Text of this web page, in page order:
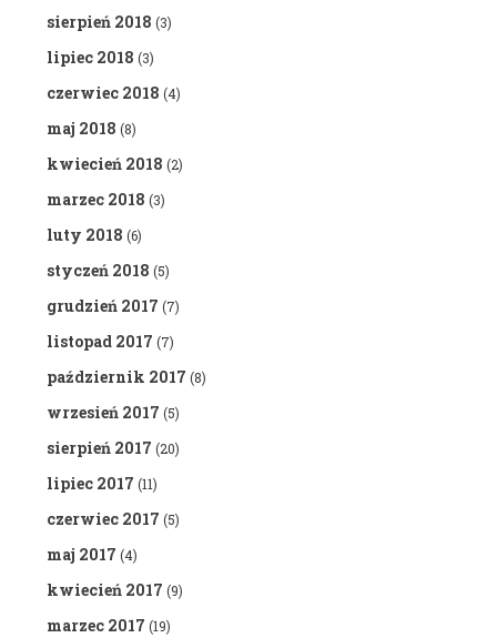
sierpień 2018 (3)
lipiec 2018 (3)
czerwiec 2018 (4)
maj 2018 (8)
kwiecień 2018 (2)
marzec 2018 (3)
luty 2018 (6)
styczeń 2018 (5)
grudzień 2017 (7)
listopad 2017 (7)
październik 2017 (8)
wrzesień 2017 (5)
sierpień 2017 (20)
lipiec 2017 (11)
czerwiec 2017 (5)
maj 2017 (4)
kwiecień 2017 (9)
marzec 2017 (19)